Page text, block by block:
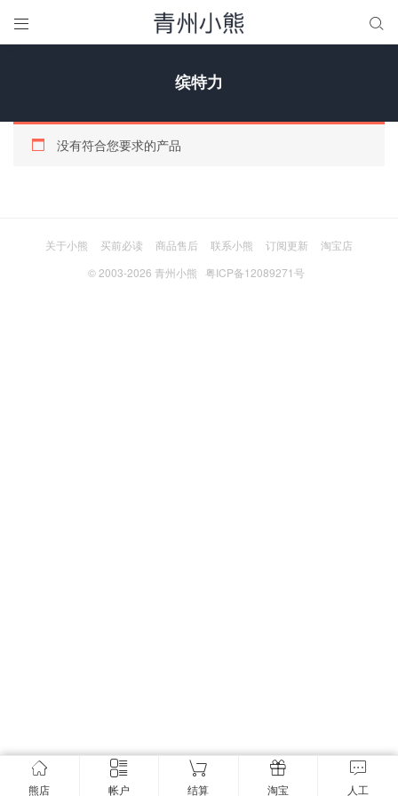
 
缤特力
没有符合您要求的产品
熊店 帐户 结算 淘宝 人工
关于小熊 买前必读 商品售后 联系小熊 订阅更新
淘宝店
© 2003-2026 青州小熊 粤ICP备12089271号